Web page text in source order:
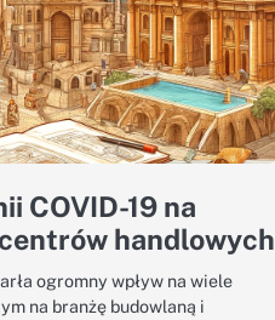
COVID-19 na
handlowych
ogromny wpływ na wiele
na branżę budowlaną i